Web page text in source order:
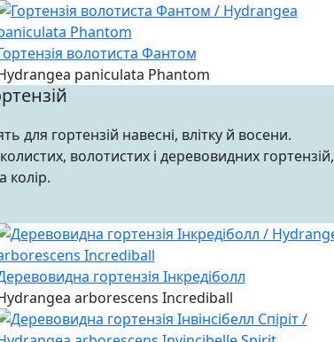
волотиста Фантом
paniculata Phantom
для гортензій навесні, влітку й восени.
волотистих і деревовидних гортензій,
колір.
гортензія Інкредіболл
arborescens Incrediball